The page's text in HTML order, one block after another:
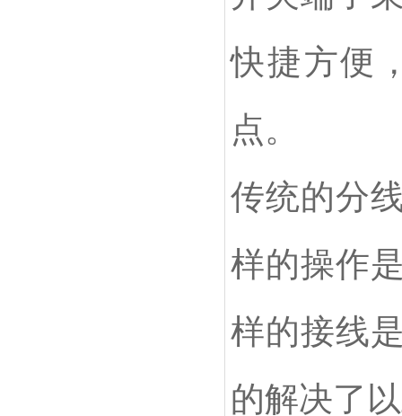
快捷方便
点。
传统的分
样的操作
样的接线
的解决了